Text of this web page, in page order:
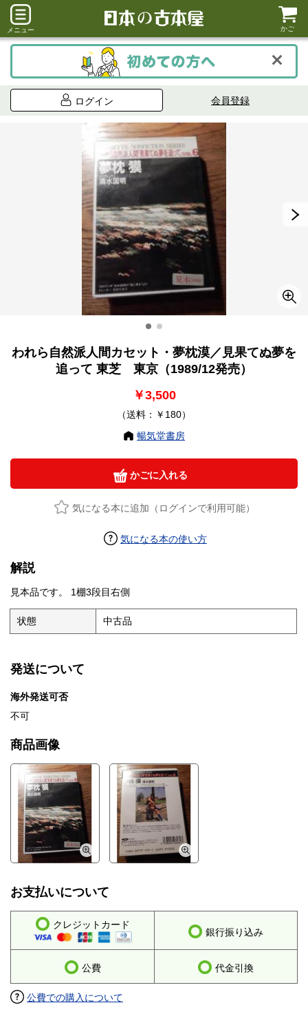
メニュー かご
ログイン 会員登録
われら自然派人間カセット・夢枕漠／見果てぬ夢を
追って 東芝 東京（1989/12発売）
￥3,500
（送料：￥180）
暢気堂書房
かごに入れる
気になる本に追加（ログインで利用可能）
気になる本の使い方
解説
見本品です。 1棚3段目右側
状態 中古品
発送について
海外発送可否
不可
商品画像
お支払いについて
クレジットカード
銀行振り込み
公費 代金引換
公費での購入について